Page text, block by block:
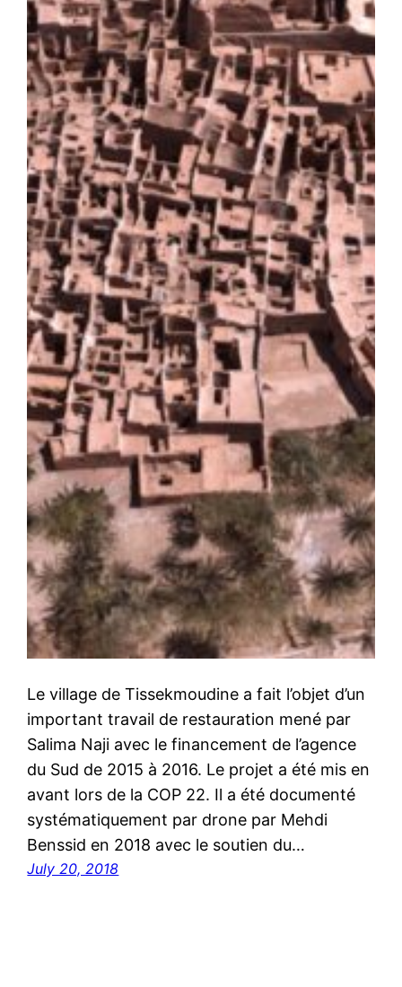
Le village de Tissekmoudine a fait l’objet d’un
important travail de restauration mené par
Salima Naji avec le financement de l’agence
du Sud de 2015 à 2016. Le projet a été mis en
avant lors de la COP 22. Il a été documenté
systématiquement par drone par Mehdi
Benssid en 2018 avec le soutien du…
July 20, 2018